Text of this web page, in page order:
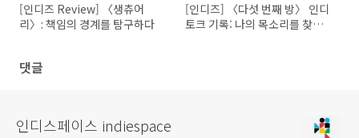
[인디즈 Review] 〈생츄어
리〉: 책임의 경계를 탐구하다
[인디즈] 〈다섯 번째 방〉 인디
토크 기록: 나의 목소리를 찾는
댓글
인디스페이스 indiespace